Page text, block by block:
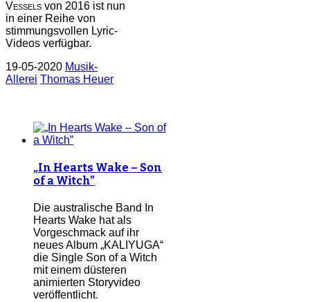
Vessels von 2016 ist nun
in einer Reihe von
stimmungsvollen Lyric-
Videos verfügbar.
19-05-2020 Musik-
Allerei Thomas Heuer
„In Hearts Wake – Son
of a Witch”
Die australische Band In
Hearts Wake hat als
Vorgeschmack auf ihr
neues Album „KALIYUGA“
die Single Son of a Witch
mit einem düsteren
animierten Storyvideo
veröffentlicht.